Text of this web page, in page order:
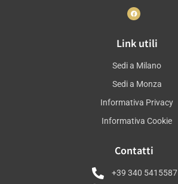
Link utili
Sedi a Milano
Sedi a Monza
Informativa Privacy
Informativa Cookie
Contatti
+39 340 5415587